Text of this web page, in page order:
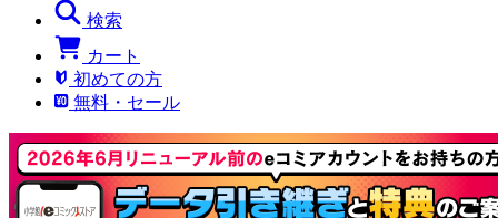
検索
カート
初めての方
無料・セール